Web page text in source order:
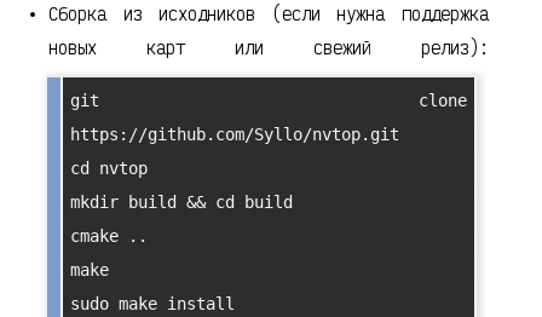
Сборка из исходников (если нужна поддержка
новых карт или свежий релиз):
git clone
https://github.com/Syllo/nvtop.git
cd nvtop
mkdir build && cd build
cmake ..
make
sudo make install